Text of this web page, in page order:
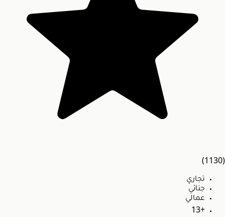
(1130)
تجاري
جنائي
عمالي
+13